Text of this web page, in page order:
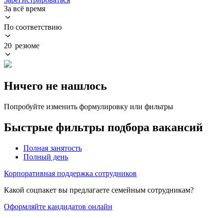
За всё время
По соответствию
20 резюме
Ничего не нашлось
Попробуйте изменить формулировку или фильтры
Быстрые фильтры подбора вакансий
Полная занятость
Полный день
Корпоративная поддержка сотрудников
Какой соцпакет вы предлагаете семейным сотрудникам?
Оформляйте кандидатов онлайн